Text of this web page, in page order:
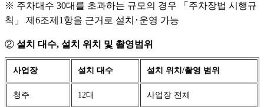
※ 주차대수 30대를 초과하는 규모의 경우 「주차장법 시행규
칙」 제6조제1항을 근거로 설치･운영 가능
② 설치 대수, 설치 위치 및 촬영범위
사업장 설치 대수 설치 위치/촬영 범위
청주 12대 사업장 전체